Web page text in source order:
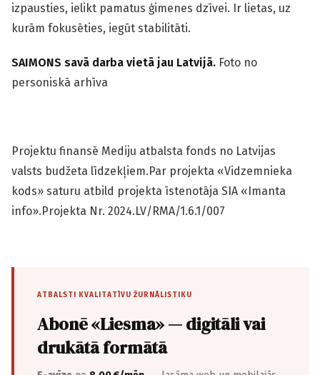
izpausties, ielikt pamatus ģimenes dzīvei. Ir lietas, uz
kurām fokusēties, iegūt stabilitāti.
SAIMONS savā darba vietā jau Latvijā. Foto no
personiskā arhīva
Projektu finansē Mediju atbalsta fonds no Latvijas
valsts budžeta līdzekļiem.Par projekta «Vidzemnieka
kods» saturu atbild projekta īstenotāja SIA «Imanta
info».Projekta Nr. 2024.LV/RMA/1.6.1/007
ATBALSTI KVALITATĪVU ŽURNĀLISTIKU
Abonē «Liesma» — digitāli vai
drukātā formātā